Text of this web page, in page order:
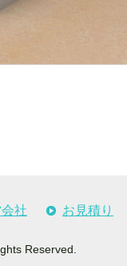
社 お見積り
Reserved.